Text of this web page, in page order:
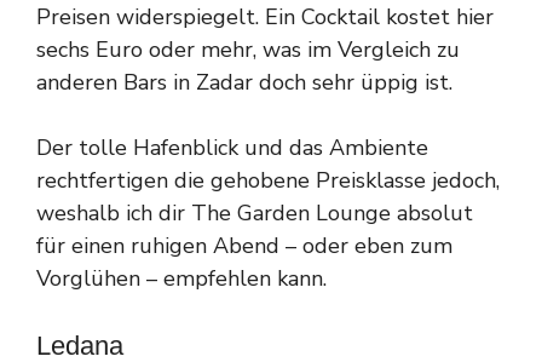
Preisen widerspiegelt. Ein Cocktail kostet hier
sechs Euro oder mehr, was im Vergleich zu
anderen Bars in Zadar doch sehr üppig ist.
Der tolle Hafenblick und das Ambiente
rechtfertigen die gehobene Preisklasse jedoch,
weshalb ich dir The Garden Lounge absolut
für einen ruhigen Abend – oder eben zum
Vorglühen – empfehlen kann.
Ledana